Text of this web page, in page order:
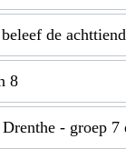
de
8
- groep 7